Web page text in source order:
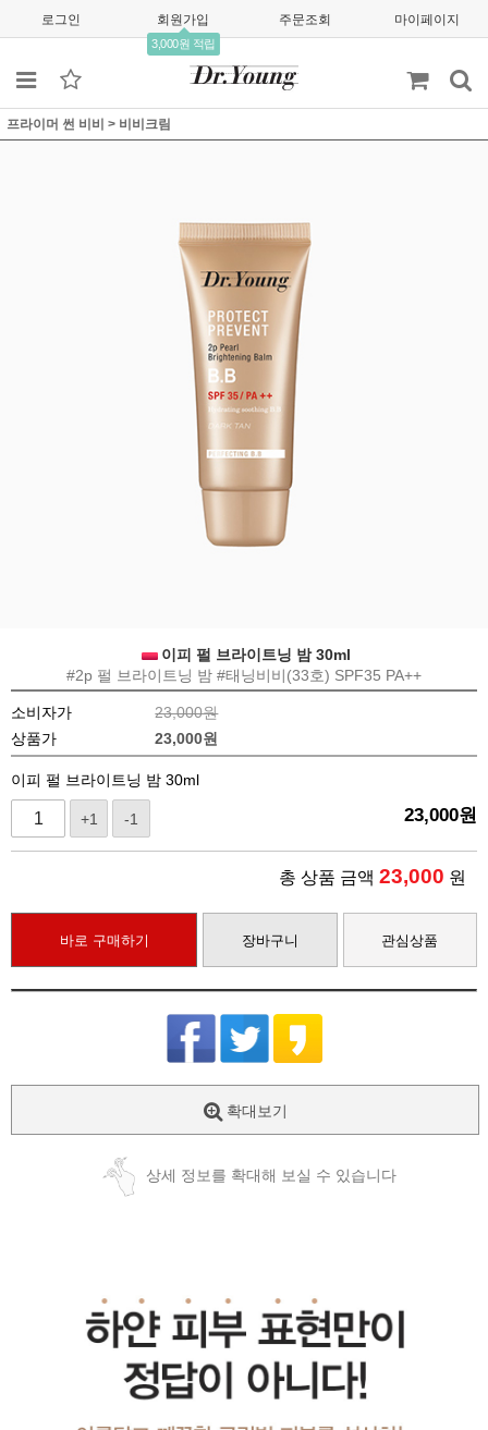
로그인 회원가입
3,000원 적립
주문조회 마이페이지
프라이머 썬 비비 > 비비크림
이피 펄 브라이트닝 밤 30ml
#2p 펄 브라이트닝 밤 #태닝비비(33호) SPF35 PA++
소비자가
23,000원
상품가
23,000원
이피 펄 브라이트닝 밤 30ml
+1 -1 23,000원
총 상품 금액 23,000 원
바로 구매하기 장바구니 관심상품
확대보기
상세 정보를 확대해 보실 수 있습니다